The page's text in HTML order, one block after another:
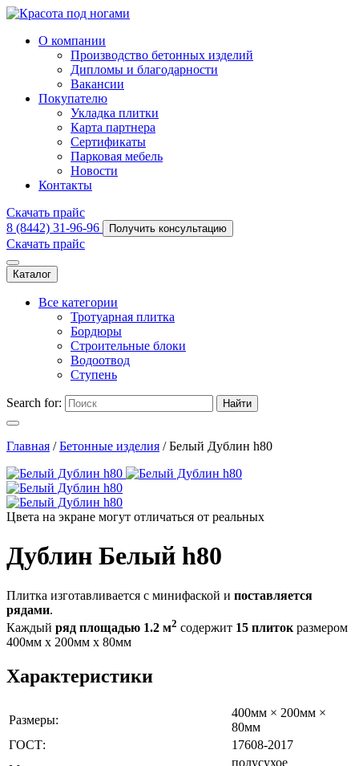
О компании
Производство бетонных изделий
Дипломы и благодарности
Вакансии
Покупателю
Укладка плитки
Карта партнера
Сертификаты
Парковая мебель
Новости
Контакты
Скачать прайс
8 (8442) 31-96-96
Получить консультацию
Скачать прайс
Каталог
Все категории
Тротуарная плитка
Бордюры
Строительные блоки
Водоотвод
Ступень
Search for: Найти
Главная /Бетонные изделия /Белый Дублин h80
Цвета на экране могут отличаться от реальных
Дублин Белый h80
Плитка изготавливается с минифаской и поставляется
рядами.
Каждый ряд площадью 1.2 м2 содержит 15 плиток размером
400мм х 200мм х 80мм
Характеристики
Размеры:
400мм × 200мм ×
80мм
ГОСТ:
17608-2017
полусухое